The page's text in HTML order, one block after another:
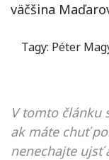
väčšina
Tagy: Péter
V tomto článku
ak máte chuť
nenechajte ujsť